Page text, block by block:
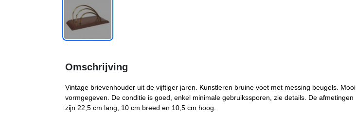
Omschrijving
Vintage brievenhouder uit de vijftiger jaren. Kunstleren bruine voet met messing beugels. Mooi
vormgegeven. De conditie is goed, enkel minimale gebruikssporen, zie details. De afmetingen
zijn 22,5 cm lang, 10 cm breed en 10,5 cm hoog.